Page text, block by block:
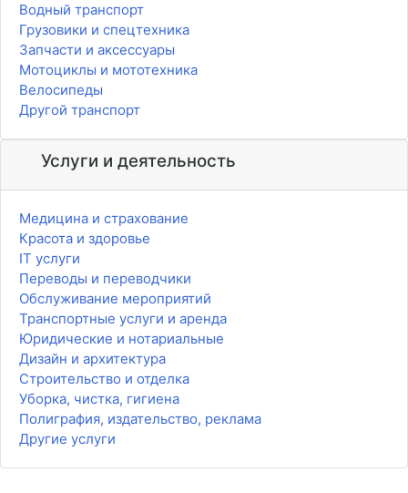
Водный транспорт
Грузовики и спецтехника
Запчасти и аксессуары
Мотоциклы и мототехника
Велосипеды
Другой транспорт
Услуги и деятельность
Медицина и страхование
Красота и здоровье
IT услуги
Переводы и переводчики
Обслуживание мероприятий
Транспортные услуги и аренда
Юридические и нотариальные
Дизайн и архитектура
Строительство и отделка
Уборка, чистка, гигиена
Полиграфия, издательство, реклама
Другие услуги